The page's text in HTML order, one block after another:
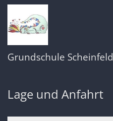
Grundschule Scheinfeld
Lage und Anfahrt